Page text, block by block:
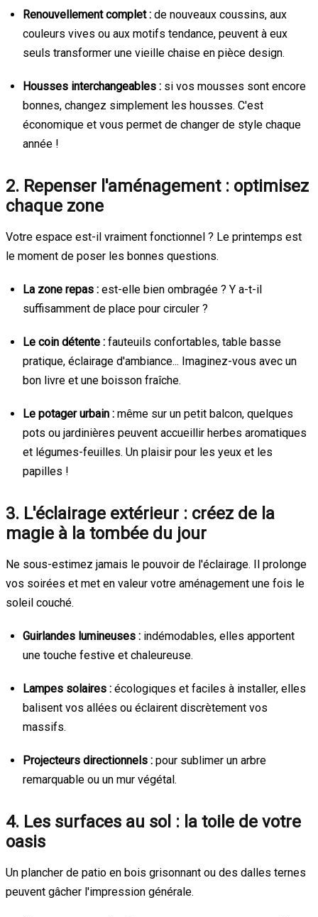
Renouvellement complet : de nouveaux coussins, aux
couleurs vives ou aux motifs tendance, peuvent à eux
seuls transformer une vieille chaise en pièce design.
Housses interchangeables : si vos mousses sont encore
bonnes, changez simplement les housses. C'est
économique et vous permet de changer de style chaque
année !
2. Repenser l'aménagement : optimisez
chaque zone
Votre espace est-il vraiment fonctionnel ? Le printemps est
le moment de poser les bonnes questions.
La zone repas : est-elle bien ombragée ? Y a-t-il
suffisamment de place pour circuler ?
Le coin détente : fauteuils confortables, table basse
pratique, éclairage d'ambiance... Imaginez-vous avec un
bon livre et une boisson fraîche.
Le potager urbain : même sur un petit balcon, quelques
pots ou jardinières peuvent accueillir herbes aromatiques
et légumes-feuilles. Un plaisir pour les yeux et les
papilles !
3. L'éclairage extérieur : créez de la
magie à la tombée du jour
Ne sous-estimez jamais le pouvoir de l'éclairage. Il prolonge
vos soirées et met en valeur votre aménagement une fois le
soleil couché.
Guirlandes lumineuses : indémodables, elles apportent
une touche festive et chaleureuse.
Lampes solaires : écologiques et faciles à installer, elles
balisent vos allées ou éclairent discrètement vos
massifs.
Projecteurs directionnels : pour sublimer un arbre
remarquable ou un mur végétal.
4. Les surfaces au sol : la toile de votre
oasis
Un plancher de patio en bois grisonnant ou des dalles ternes
peuvent gâcher l'impression générale.